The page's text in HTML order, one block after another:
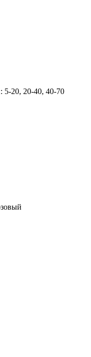
5-20, 20-40, 40-70